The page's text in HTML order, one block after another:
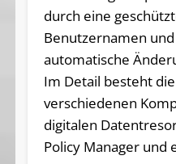
durch eine
Benutzernamen
automatische
Im Detail besteht
verschiedenen
digitalen
Policy Manager und